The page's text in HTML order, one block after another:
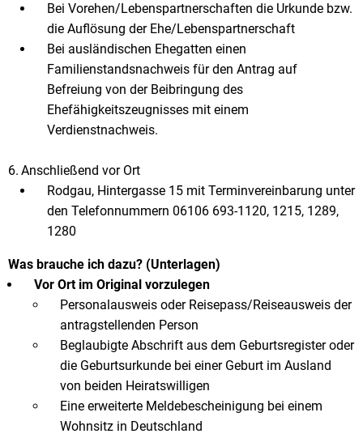
Bei Vorehen/Lebenspartnerschaften die Urkunde bzw.
die Auflösung der Ehe/Lebenspartnerschaft
Bei ausländischen Ehegatten einen
Familienstandsnachweis für den Antrag auf
Befreiung von der Beibringung des
Ehefähigkeitszeugnisses mit einem
Verdienstnachweis.
Anschließend vor Ort
Rodgau, Hintergasse 15 mit Terminvereinbarung unter
den Telefonnummern 06106 693-1120, 1215, 1289,
1280
Was brauche ich dazu? (Unterlagen)
Vor Ort im Original vorzulegen
Personalausweis oder Reisepass/Reiseausweis der
antragstellenden Person
Beglaubigte Abschrift aus dem Geburtsregister oder
die Geburtsurkunde bei einer Geburt im Ausland
von beiden Heiratswilligen
Eine erweiterte Meldebescheinigung bei einem
Wohnsitz in Deutschland